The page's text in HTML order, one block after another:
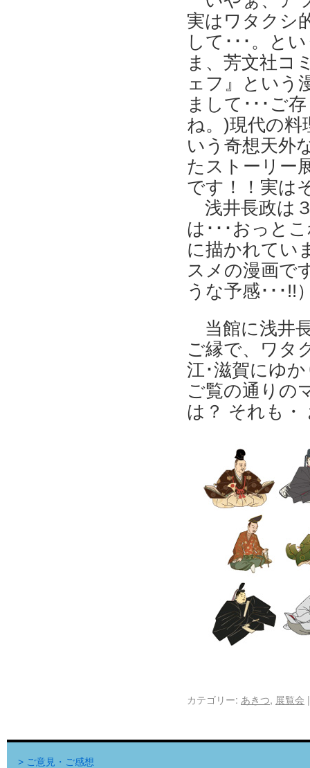
実はワタクシ
して･･･。と
ま、芳文社コ
ェフ』という
まして･･･ご
ね。)現代の
いう奇想天外
たストーリー
です！！実は
浅井長政は
は･･･おっと
に描かれてい
スメの漫画で
うな予感･･･!!
当館に浅井
ご縁で、ワタ
江･滋賀にゆ
ご覧の通りの
は？ それも・
カテゴリー: あきつ, 展覧会 |
> ご意見・ご感想